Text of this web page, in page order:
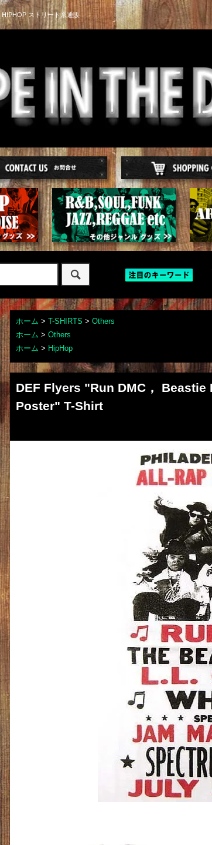
ストリート系通販
ホーム > T-SHIRTS > Others
ホーム > Others
ホーム > HipHop
DEF Flyers "Run DMC，
Poster" T-Shirt